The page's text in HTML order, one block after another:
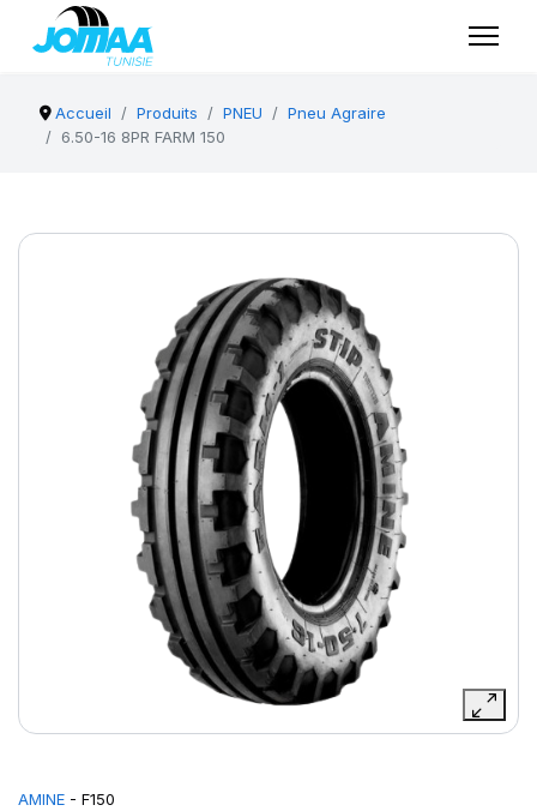
Accueil Produits PNEU
Pneu Agraire
6.50-16 8PR FARM 150
AMINE - F150